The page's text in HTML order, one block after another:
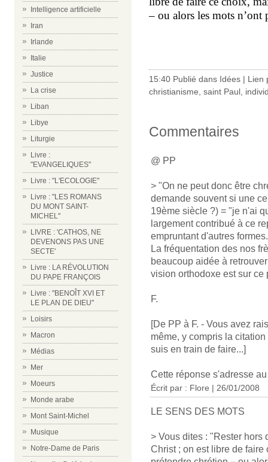
Intelligence artificielle
Iran
Irlande
Italie
Justice
La crise
Liban
Libye
Liturgie
Livre :
"EVANGELIQUES"
Livre : "L'ECOLOGIE"
Livre : "LES ROMANS
DU MONT SAINT-
MICHEL"
LIVRE : 'CATHOS, NE
DEVENONS PAS UNE
SECTE'
Livre : LA RÉVOLUTION
DU PAPE FRANÇOIS
Livre : "BENOÎT XVI ET
LE PLAN DE DIEU"
Loisirs
Macron
Médias
Mer
Moeurs
Monde arabe
Mont Saint-Michel
Musique
Notre-Dame de Paris
– ou alors les mots n’ont
15:40 Publié dans Idées | Lien
christianisme saint Paul
Commentaires
@ PP
> "On ne peut donc être
demande souvent si une
19ème siècle ?) = "je n'ai
largement contribué à ce
empruntant d'autres formes.
La fréquentation des nos
beaucoup aidée à
vision orthodoxe est sur ce
F.
[De PP à F. - Vous avez
même, y compris la
suis en train de faire...]
Cette réponse s'adresse
Écrit par : Flore | 26/01/2008
LE SENS DES MOTS
> Vous dites : "Rester hors
Christ ; on est libre de